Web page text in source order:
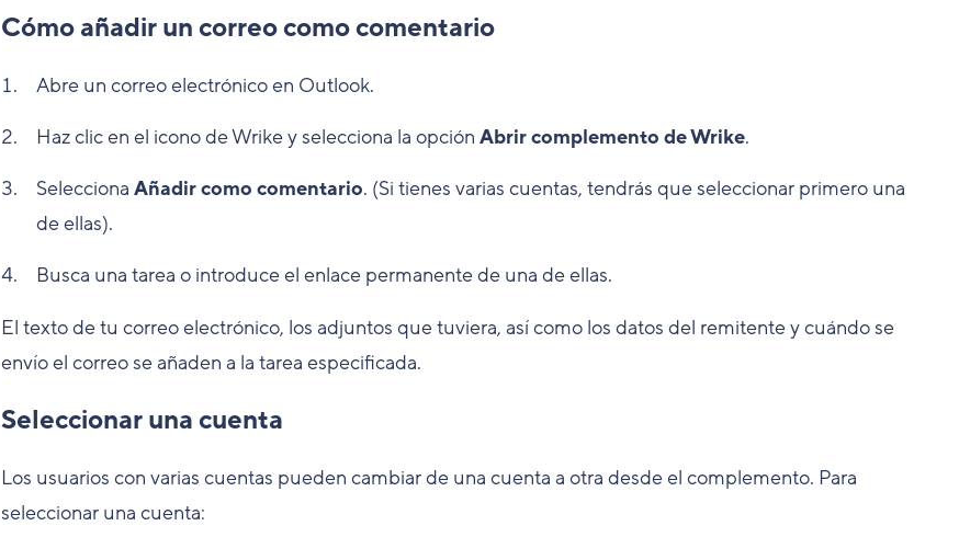
Cómo añadir un correo como comentario
Abre un correo electrónico en Outlook.
Haz clic en el icono de Wrike y selecciona la opción Abrir complemento de Wrike.
Selecciona Añadir como comentario. (Si tienes varias cuentas, tendrás que seleccionar primero una
de ellas).
Busca una tarea o introduce el enlace permanente de una de ellas.
El texto de tu correo electrónico, los adjuntos que tuviera, así como los datos del remitente y cuándo se
envío el correo se añaden a la tarea especificada.
Seleccionar una cuenta
Los usuarios con varias cuentas pueden cambiar de una cuenta a otra desde el complemento. Para
seleccionar una cuenta: